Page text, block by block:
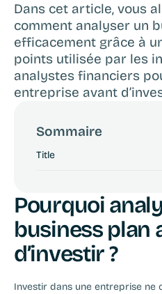
Dans cet article, vous
comment analyser un
efficacement grâce à
points utilisée par les
analystes financiers
entreprise avant
Sommaire
Title
Pourquoi
business plan
d’investir ?
Investir dans une entreprise ne